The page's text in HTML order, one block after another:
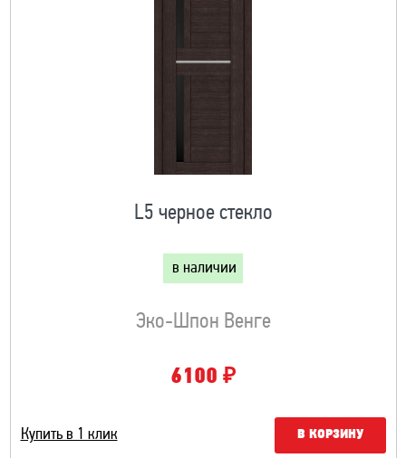
L5 черное стекло
в наличии
Эко-Шпон Венге
6100 ₽
Купить в 1 клик В КОРЗИНУ